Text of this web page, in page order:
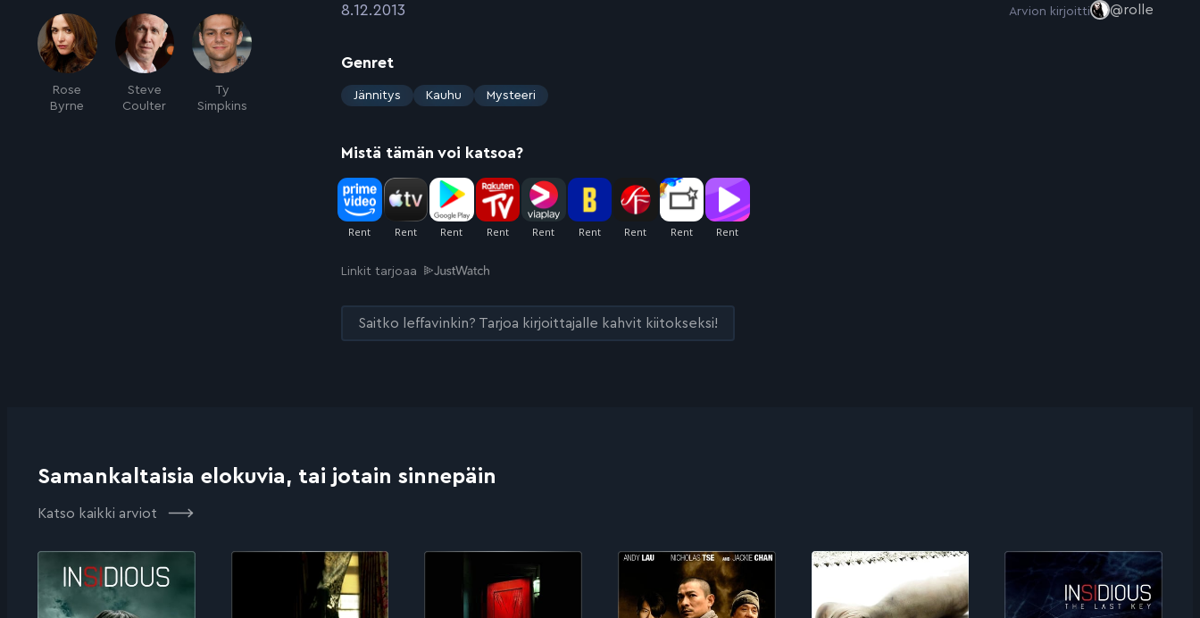
Rose
Byrne
Steve
Coulter
Ty
Simpkins
:8.12.2013 Arvion kirjoitti @rolle
Genret
:
Jännitys Kauhu Mysteeri
Mistä tämän voi katsoa?
Linkit tarjoaa
Saitko leffavinkin? Tarjoa kirjoittajalle kahvit kiitokseksi!
Samankaltaisia elokuvia, tai jotain sinnepäin
Katso kaikki arviot